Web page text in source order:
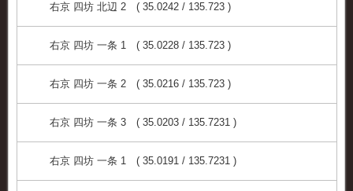
右京 四坊 北辺 2 ( 35.0242 / 135.723 )
右京 四坊 一条 1 ( 35.0228 / 135.723 )
右京 四坊 一条 2 ( 35.0216 / 135.723 )
右京 四坊 一条 3 ( 35.0203 / 135.7231 )
右京 四坊 一条 1 ( 35.0191 / 135.7231 )